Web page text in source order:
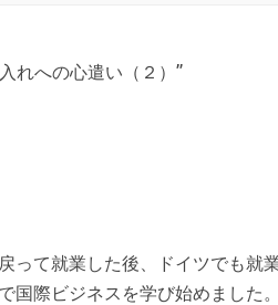
れへの心遣い（２）”
って就業した後、ドイツでも就
国際ビジネスを学び始めました